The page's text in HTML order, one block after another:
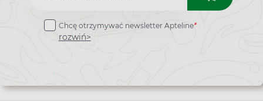
do
newslettera
Chcę otrzymywać newsletter Apteline*
rozwiń>